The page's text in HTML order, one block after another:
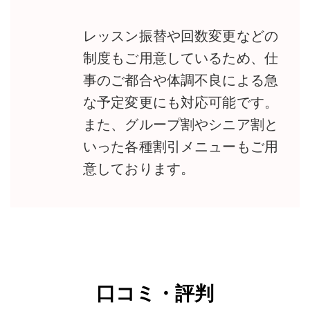
レッスン振替や回数変更などの
制度もご用意しているため、仕
事のご都合や体調不良による急
な予定変更にも対応可能です。
また、グループ割やシニア割と
いった各種割引メニューもご用
意しております。
口コミ・評判